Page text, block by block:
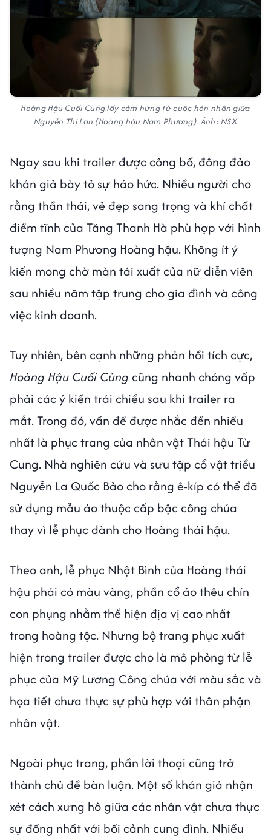
Hoàng Hậu Cuối Cùng lấy cảm hứng từ cuộc hôn nhân giữa
Nguyễn Thị Lan (Hoàng hậu Nam Phương). Ảnh: NSX
Ngay sau khi trailer được công bố, đông đảo
khán giả bày tỏ sự háo hức. Nhiều người cho
rằng thần thái, vẻ đẹp sang trọng và khí chất
điềm tĩnh của Tăng Thanh Hà phù hợp với hình
tượng Nam Phương Hoàng hậu. Không ít ý
kiến mong chờ màn tái xuất của nữ diễn viên
sau nhiều năm tập trung cho gia đình và công
việc kinh doanh.
Tuy nhiên, bên cạnh những phản hồi tích cực,
Hoàng Hậu Cuối Cùngcũng nhanh chóng vấp
phải các ý kiến trái chiều sau khi trailer ra
mắt. Trong đó, vấn đề được nhắc đến nhiều
nhất là phục trang của nhân vật Thái hậu Từ
Cung. Nhà nghiên cứu và sưu tập cổ vật triều
Nguyễn La Quốc Bảo cho rằng ê-kíp có thể đã
sử dụng mẫu áo thuộc cấp bậc công chúa
thay vì lễ phục dành cho Hoàng thái hậu.
Theo anh, lễ phục Nhật Bình của Hoàng thái
hậu phải có màu vàng, phần cổ áo thêu chín
con phụng nhằm thể hiện địa vị cao nhất
trong hoàng tộc. Nhưng bộ trang phục xuất
hiện trong trailer được cho là mô phỏng từ lễ
phục của Mỹ Lương Công chúa với màu sắc và
họa tiết chưa thực sự phù hợp với thân phận
nhân vật.
Ngoài phục trang, phần lời thoại cũng trở
thành chủ đề bàn luận. Một số khán giả nhận
xét cách xưng hô giữa các nhân vật chưa thực
sự đồng nhất với bối cảnh cung đình. Nhiều